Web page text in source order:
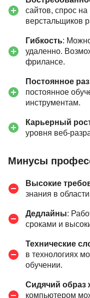
сайтов, спрос
верстальщиков
Гибкость:
удаленно.
фрилансе.
Постоянное
постоянное
инструментам.
Карьерный
уровня веб-
Минусы
Высокие
знания в
Дедлайны:
сроками и
Технические
в технологиях
обучении.
Сидячий образ
компьютером